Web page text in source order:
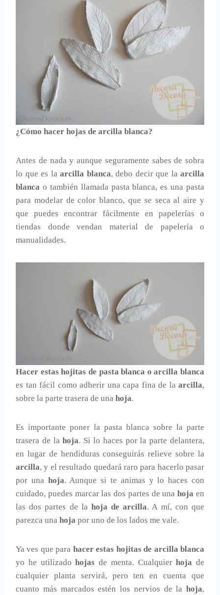
¿Cómo hacer hojas de arcilla blanca?
Antes de nada y aunque seguramente sabes de sobra
lo que es la arcilla blanca, debo decir que la arcilla
blanca o también llamada pasta blanca, es una pasta
para modelar de color blanco, que se seca al aire y
que puedes encontrar fácilmente en papelerías o
tiendas donde vendan material de papelería o
manualidades.
Hacer estas hojitas de pasta blanca o arcilla blanca
es tan fácil como adherir una capa fina de la arcilla,
sobre la parte trasera de una hoja.
Es importante poner la pasta blanca sobre la parte
trasera de lahoja. Si lo haces por la parte delantera,
en lugar de hendiduras conseguirás relieve sobre la
arcilla, y el resultado quedará raro para hacerlo pasar
por una hoja. Aunque si te animas y lo haces con
cuidado, puedes marcar las dos partes de unahoja en
las dos partes de la hoja de arcilla. A mí, con que
parezca una hoja por uno de los lados me vale.
Ya ves que para hacer estas hojitas de arcilla blanca
yo he utilizadohojas de menta. Cualquierhoja de
cualquier planta servirá, pero ten en cuenta que
cuanto más marcados estén los nervios de la hoja,